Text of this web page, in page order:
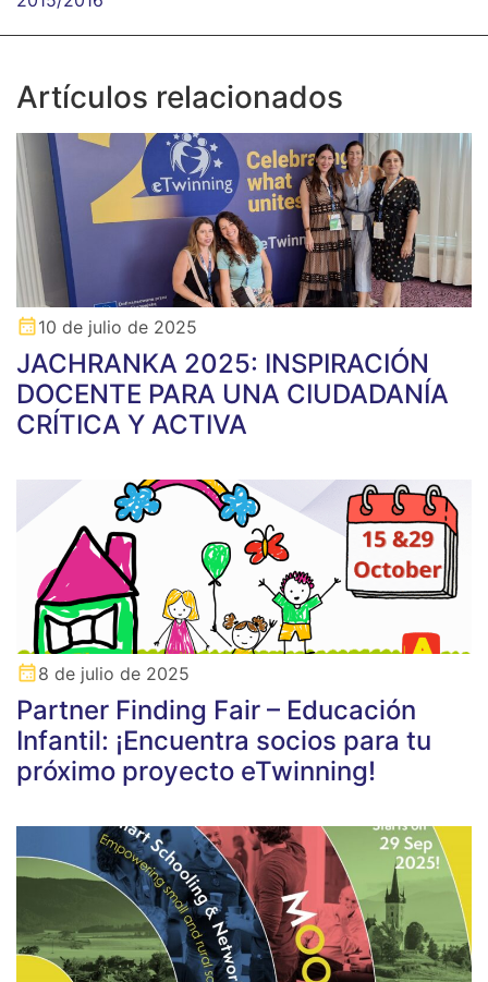
Artículos relacionados
10 de julio de 2025
JACHRANKA 2025: INSPIRACIÓN
DOCENTE PARA UNA CIUDADANÍA
CRÍTICA Y ACTIVA
8 de julio de 2025
Partner Finding Fair – Educación
Infantil: ¡Encuentra socios para tu
próximo proyecto eTwinning!